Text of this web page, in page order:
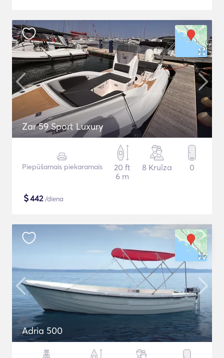
Zar 59 Sport Luxury
Piepūšamais piekaramais
20 ft
6 m
8 Kruīza 0
$442/diena
Adria 500